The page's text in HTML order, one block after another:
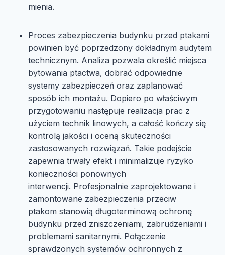
mienia.
Proces zabezpieczenia budynku przed ptakami
powinien być poprzedzony dokładnym audytem
technicznym. Analiza pozwala określić miejsca
bytowania ptactwa, dobrać odpowiednie
systemy zabezpieczeń oraz zaplanować
sposób ich montażu. Dopiero po właściwym
przygotowaniu następuje realizacja prac z
użyciem technik linowych, a całość kończy się
kontrolą jakości i oceną skuteczności
zastosowanych rozwiązań. Takie podejście
zapewnia trwały efekt i minimalizuje ryzyko
konieczności ponownych
interwencji. Profesjonalnie zaprojektowane i
zamontowane zabezpieczenia przeciw
ptakom stanowią długoterminową ochronę
budynku przed zniszczeniami, zabrudzeniami i
problemami sanitarnymi. Połączenie
sprawdzonych systemów ochronnych z